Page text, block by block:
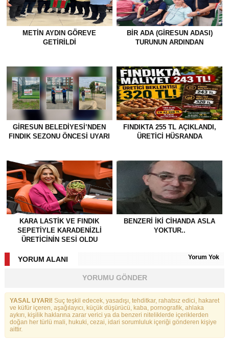
METİN AYDIN GÖREVE
GETİRİLDİ
BİR ADA (GİRESUN ADASI)
TURUNUN ARDINDAN
GİRESUN BELEDİYESİ’NDEN
FINDIK SEZONU ÖNCESİ UYARI
FINDIKTA 255 TL AÇIKLANDI,
ÜRETİCİ HÜSRANDA
KARA LASTİK VE FINDIK
SEPETİYLE KARADENİZLİ
ÜRETİCİNİN SESİ OLDU
BENZERI IKI CIHANDA ASLA
YOKTUR..
YORUM ALANI Yorum Yok
YORUMU GÖNDER
YASAL UYARI! Suç teşkil edecek, yasadışı, tehditkar, rahatsız edici, hakaret
ve küfür içeren, aşağılayıcı, küçük düşürücü, kaba, pornografik, ahlaka
aykırı, kişilik haklarına zarar verici ya da benzeri niteliklerde içeriklerden
doğan her türlü mali, hukuki, cezai, idari sorumluluk içeriği gönderen kişiye
aittir.